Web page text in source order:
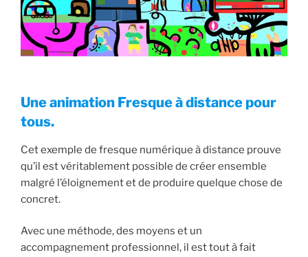
Une animation Fresque à distance pour
tous.
Cet exemple de fresque numérique à distance prouve
qu’il est véritablement possible de créer ensemble
malgré l’éloignement et de produire quelque chose de
concret.
Avec une méthode, des moyens et un
accompagnement professionnel, il est tout à fait